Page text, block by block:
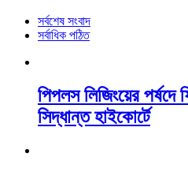
সর্বশেষ সংবাদ
সর্বাধিক পঠিত
পিপলস লিজিংয়ের
সিদ্ধান্ত হাইকোর্টে